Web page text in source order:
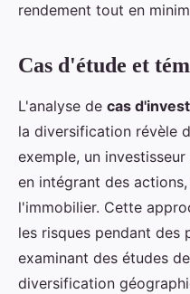
rendement tout en
Cas d'étude et
L'analyse de cas
la diversification révèle
exemple, un
en intégrant des
l'immobilier. Cette
les risques pendant des
examinant des études
diversification